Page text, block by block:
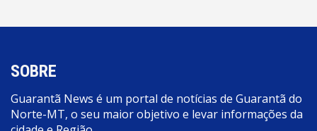
SOBRE
Guarantã News é um portal de notícias de Guarantã do
Norte-MT, o seu maior objetivo e levar informações da